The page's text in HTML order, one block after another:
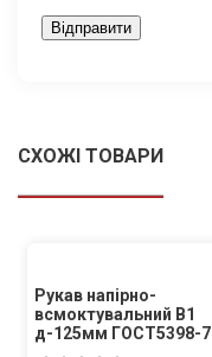
СХОЖІ ТОВАРИ
Рукав напірно-
всмоктувальний В1
д-125мм ГОСТ5398-